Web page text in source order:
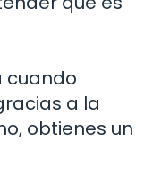
cuando
a la
obtienes un